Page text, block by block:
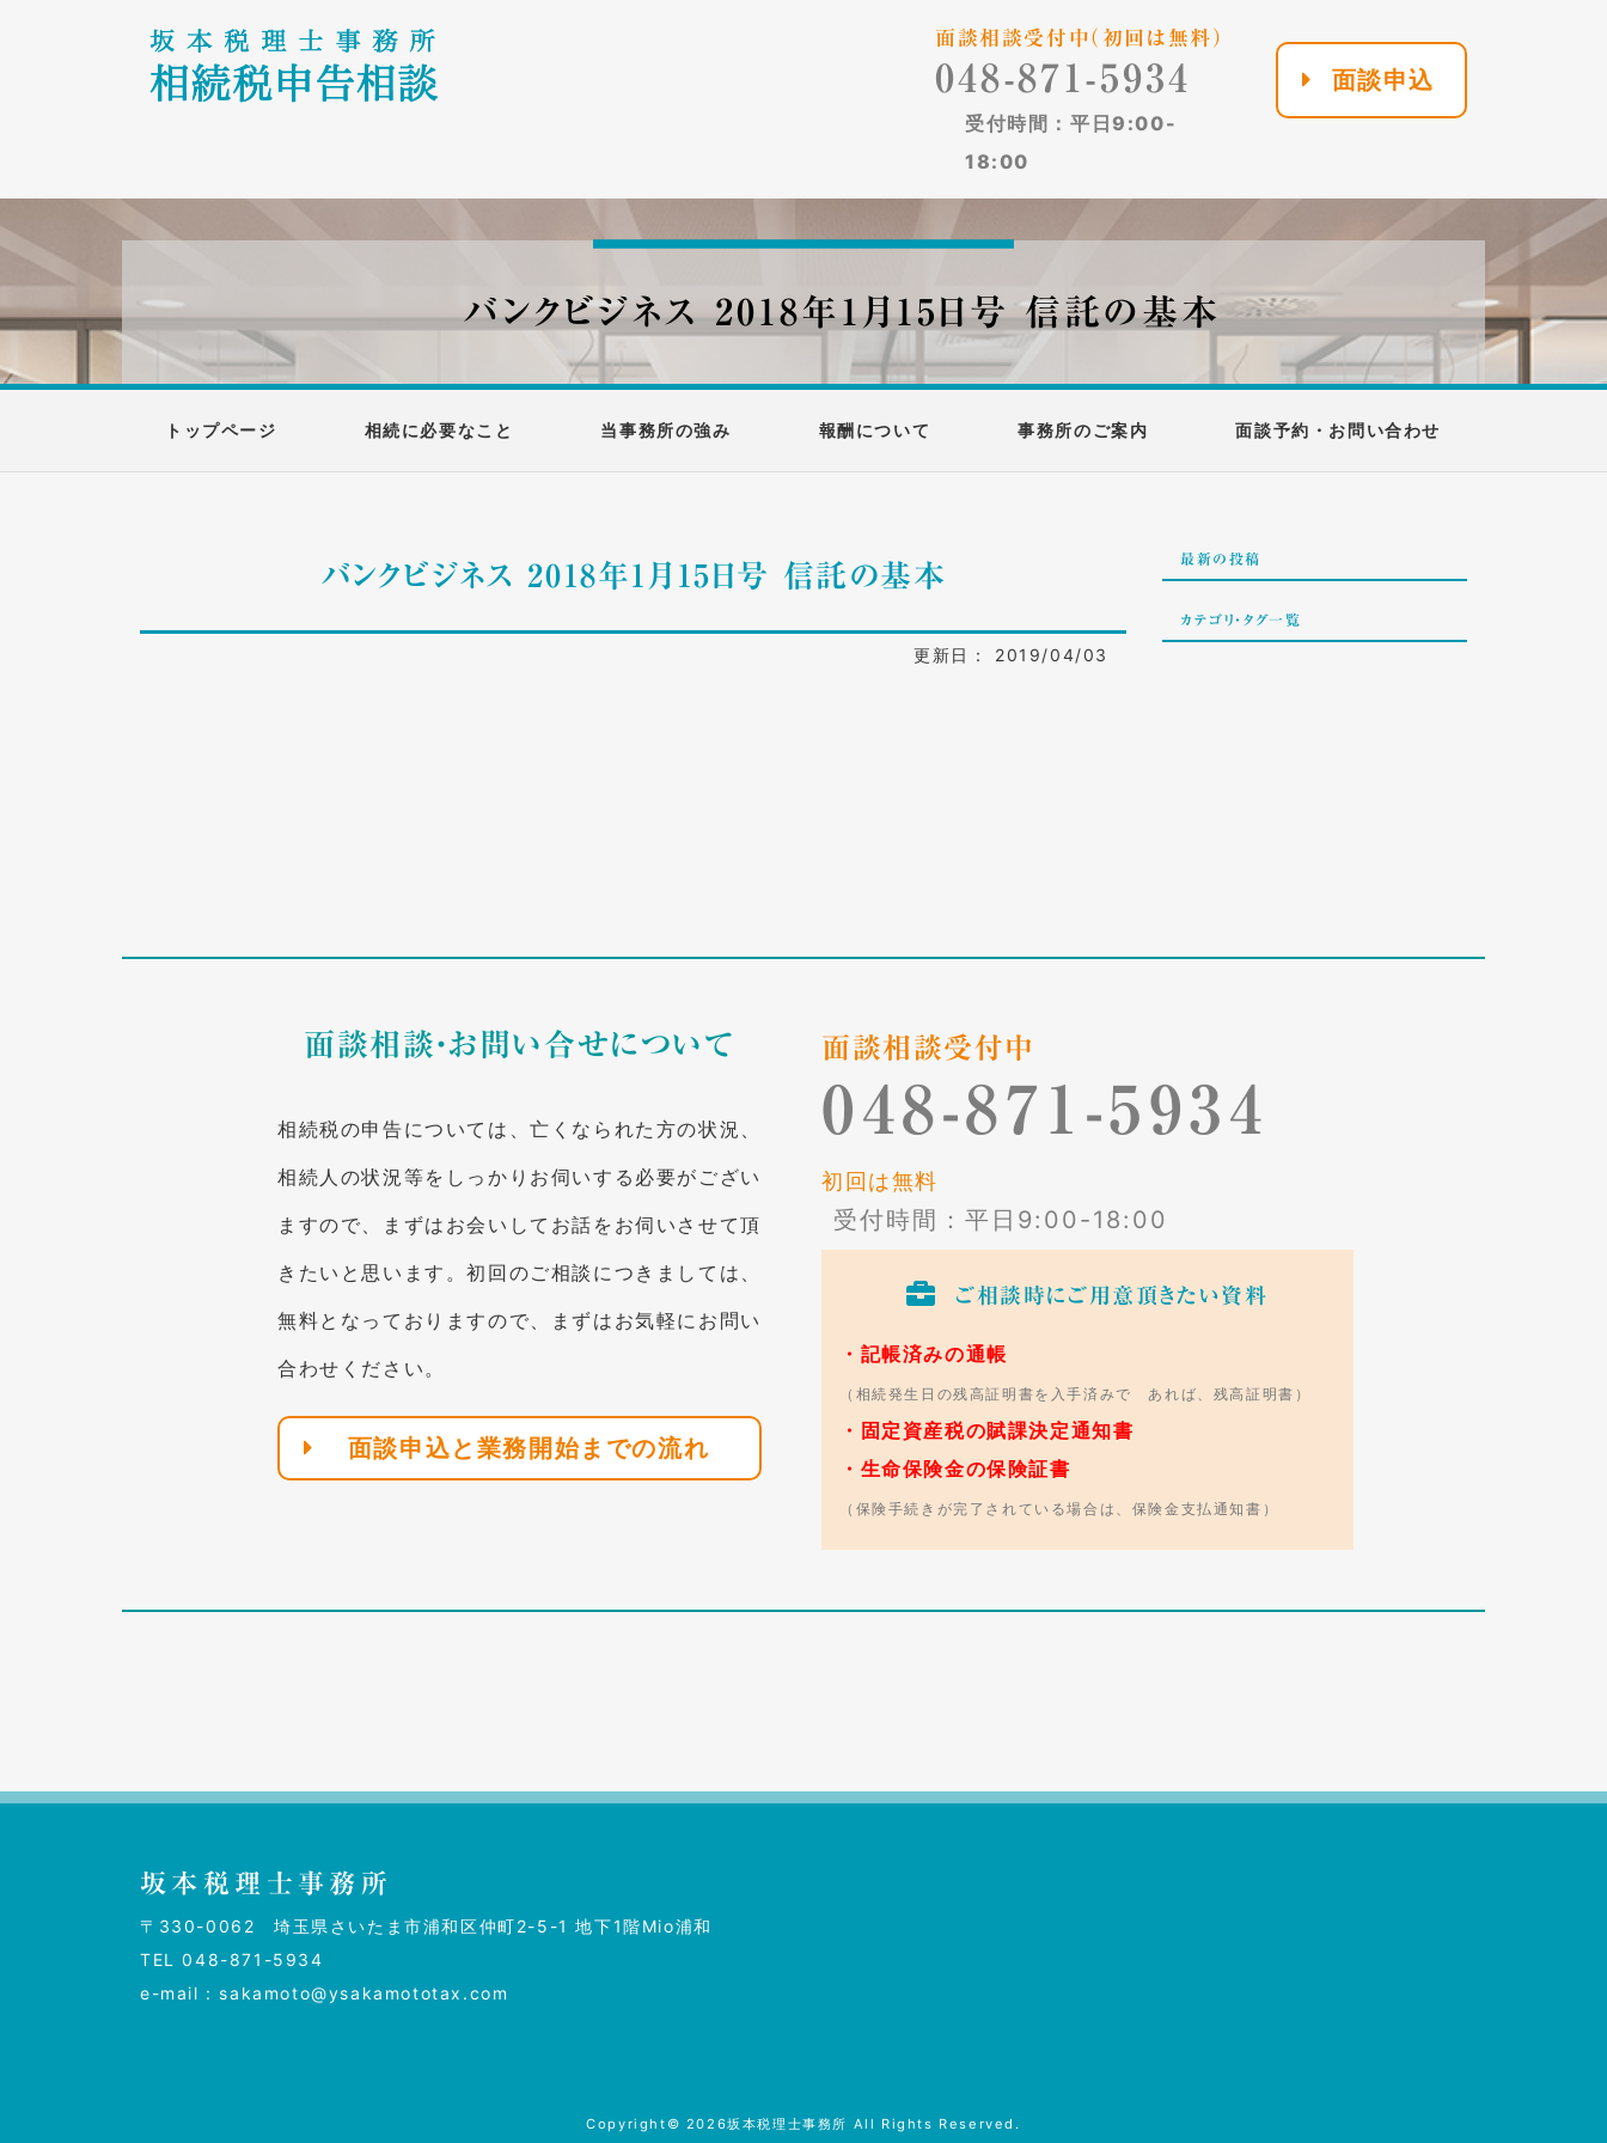
面談相談受付中（初回は無料）
048-871-5934
受付時間：平日9:00-
18:00
面談申込
バンクビジネス 2018年1月15日号 信託の基本
トップページ 相続に必要なこと 当事務所の強み 報酬について 事務所のご案内 面談予約・お問い合わせ
バンクビジネス 2018年1月15日号 信託の基本
更新日： 2019/04/03
最新の投稿
カテゴリ・タグ一覧
面談相談・お問い合せについて
相続税の申告については、亡くなられた方の状況、
相続人の状況等をしっかりお伺いする必要がござい
ますので、まずはお会いしてお話をお伺いさせて頂
きたいと思います。初回のご相談につきましては、
無料となっておりますので、まずはお気軽にお問い
合わせください。
面談申込と業務開始までの流れ
面談相談受付中
048-871-5934
初回は無料
受付時間：平日9:00-18:00
ご相談時にご用意頂きたい資料
・記帳済みの通帳
（相続発生日の残高証明書を入手済みで あれば、残高証明書）
・固定資産税の賦課決定通知書
・生命保険金の保険証書
（保険手続きが完了されている場合は、保険金支払通知書）
坂本税理士事務所
〒330-0062 埼玉県さいたま市浦和区仲町2-5-1 地下1階Mio浦和
TEL048-871-5934
e-mail :sakamoto@ysakamototax.com
Copyright© 2026坂本税理士事務所 All Rights Reserved.